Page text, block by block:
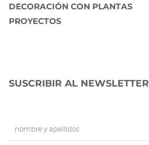
DECORACIÓN CON PLANTAS
PROYECTOS
SUSCRIBIR AL NEWSLETTER